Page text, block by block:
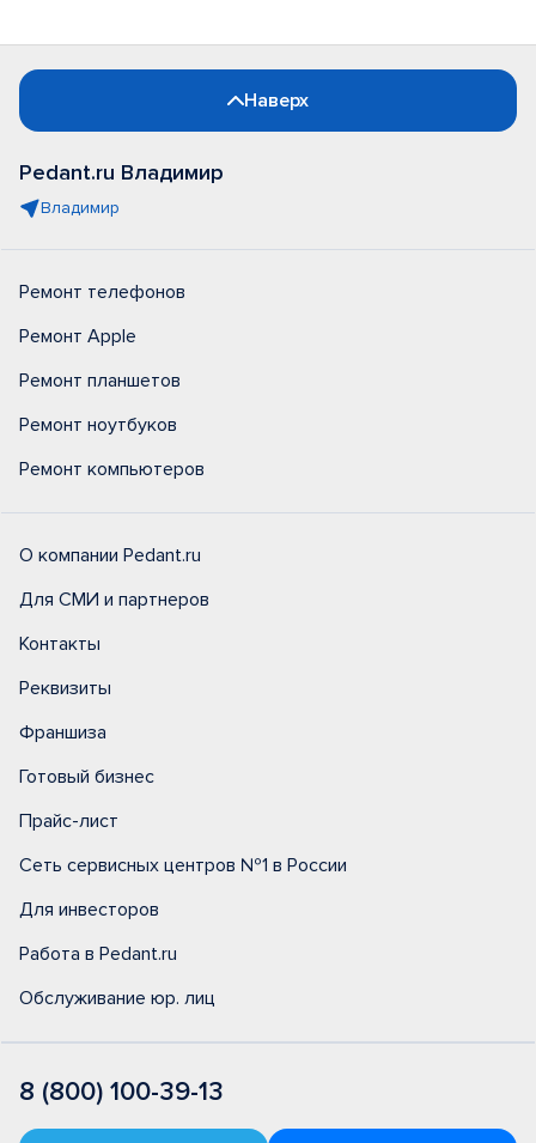
Наверх
Pedant.ru Владимир
Владимир
Ремонт телефонов
Ремонт Apple
Ремонт планшетов
Ремонт ноутбуков
Ремонт компьютеров
О компании Pedant.ru
Для СМИ и партнеров
Контакты
Реквизиты
Франшиза
Готовый бизнес
Прайс-лист
Сеть сервисных центров №1 в России
Для инвесторов
Работа в Pedant.ru
Обслуживание юр. лиц
8 (800) 100-39-13